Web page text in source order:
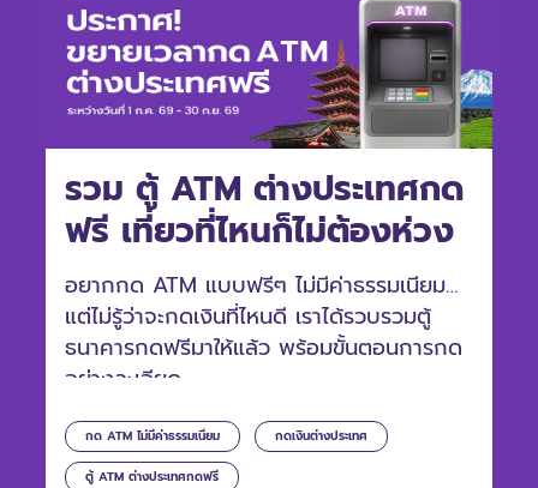
รวม ตู้ ATM ต่างประเทศกด
ฟรี เที่ยวที่ไหนก็ไม่ต้องห่วง
กด ATM ไม่มีค่าธรรมเนียม กดเงินต่างประเทศ
ตู้ ATM ต่างประเทศกดฟรี
อยากกด ATM แบบฟรีๆ ไม่มีค่าธรรมเนียม
แต่ไม่รู้ว่าจะกดเงินที่ไหนดี เราได้รวบรวมตู้
ธนาคารกดฟรีมาให้แล้ว พร้อมขั้นตอนการกด
อย่างละเอียด